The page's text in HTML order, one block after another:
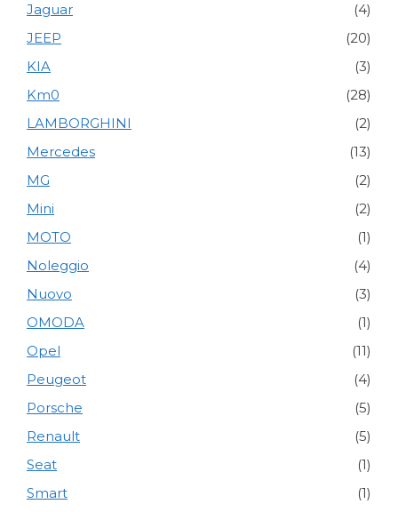
Jaguar
(4)
JEEP
(20)
KIA
(3)
Km0
(28)
LAMBORGHINI
(2)
Mercedes
(13)
MG
(2)
Mini
(2)
MOTO
(1)
Noleggio
(4)
Nuovo
(3)
OMODA
(1)
Opel
(11)
Peugeot
(4)
Porsche
(5)
Renault
(5)
Seat
(1)
Smart
(1)